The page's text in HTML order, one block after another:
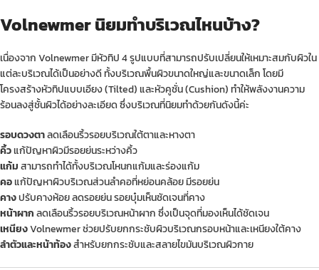
Volnewmer นิยมทำบริเวณไหนบ้าง?
เนื่องจาก Volnewmer มีหัวทิป 4 รูปแบบที่สามารถปรับเปลี่ยนให้เหมาะสมกับผิวใน
แต่ละบริเวณได้เป็นอย่างดี ทั้งบริเวณพื้นผิวขนาดใหญ่และขนาดเล็ก โดยมี
โครงสร้างหัวทิปแบบเอียง (Tilted) และหัวคูชั่น (Cushion) ทำให้พลังงานความ
ร้อนลงสู่ชั้นผิวได้อย่างละเอียด ซึ่งบริเวณที่นิยมทำด้วยกันดังนี้ค่ะ
รอบดวงตาลดเลือนริ้วรอยบริเวณใต้ตาและหางตา
คิ้วแก้ปัญหาผิวมีรอยย่นระหว่างคิ้ว
แก้มสามารถทำได้ทั้งบริเวณโหนกแก้มและร่องแก้ม
คอแก้ปัญหาผิวบริเวณส่วนลำคอที่หย่อนคล้อย มีรอยย่น
คางปรับคางห้อย ลดรอยย่น รอยบุ๋มเห็นชัดเจนที่คาง
หน้าผากลดเลือนริ้วรอยบริเวณหน้าผาก ซึ่งเป็นจุดที่มองเห็นได้ชัดเจน
เหนียงVolnewmer ช่วยปรับยกกระชับผิวบริเวณกรอบหน้าและเหนียงใต้คาง
ลำตัวและหน้าท้องสำหรับยกกระชับและสลายไขมันบริเวณผิวกาย